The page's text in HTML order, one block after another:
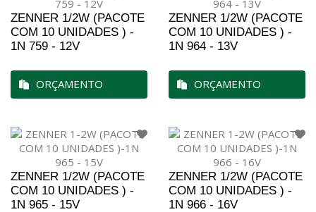
ZENNER 1/2W (PACOTE
COM 10 UNIDADES ) -
1N 759 - 12V
ORÇAMENTO
ZENNER 1/2W (PACOTE
COM 10 UNIDADES ) -
1N 964 - 13V
ORÇAMENTO
ZENNER 1/2W (PACOTE
COM 10 UNIDADES ) -
1N 965 - 15V
ZENNER 1/2W (PACOTE
COM 10 UNIDADES ) -
1N 966 - 16V